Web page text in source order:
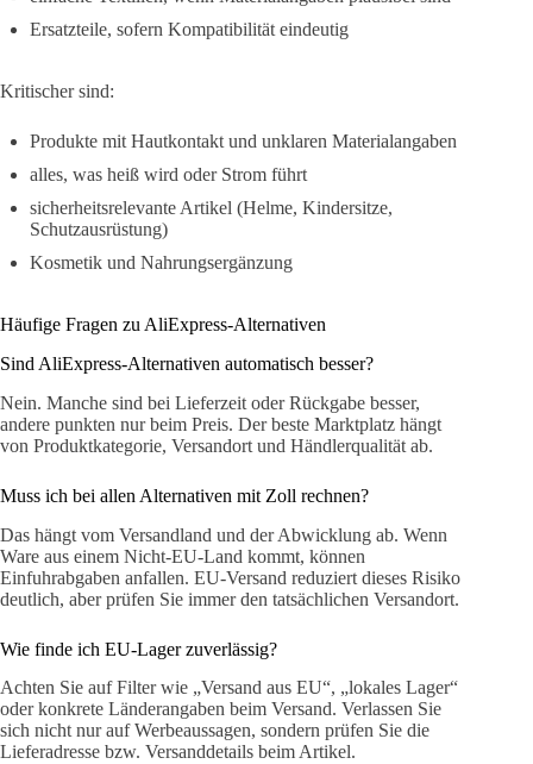
Ersatzteile, sofern Kompatibilität eindeutig
Kritischer sind:
Produkte mit Hautkontakt und unklaren Materialangaben
alles, was heiß wird oder Strom führt
sicherheitsrelevante Artikel (Helme, Kindersitze,
Schutzausrüstung)
Kosmetik und Nahrungsergänzung
Häufige Fragen zu AliExpress-Alternativen
Sind AliExpress-Alternativen automatisch besser?
Nein. Manche sind bei Lieferzeit oder Rückgabe besser,
andere punkten nur beim Preis. Der beste Marktplatz hängt
von Produktkategorie, Versandort und Händlerqualität ab.
Muss ich bei allen Alternativen mit Zoll rechnen?
Das hängt vom Versandland und der Abwicklung ab. Wenn
Ware aus einem Nicht-EU-Land kommt, können
Einfuhrabgaben anfallen. EU-Versand reduziert dieses Risiko
deutlich, aber prüfen Sie immer den tatsächlichen Versandort.
Wie finde ich EU-Lager zuverlässig?
Achten Sie auf Filter wie „Versand aus EU“, „lokales Lager“
oder konkrete Länderangaben beim Versand. Verlassen Sie
sich nicht nur auf Werbeaussagen, sondern prüfen Sie die
Lieferadresse bzw. Versanddetails beim Artikel.